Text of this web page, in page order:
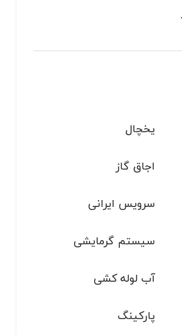
یخچال
اجاق گاز
سرویس ایرانی
سیستم گرمایشی
آب لوله کشی
پاركينگ